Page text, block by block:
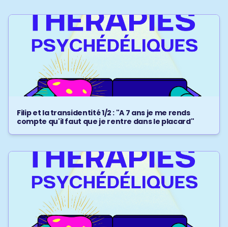
Filip et la transidentité 1/2 : "A 7 ans je me rends
compte qu'il faut que je rentre dans le placard"